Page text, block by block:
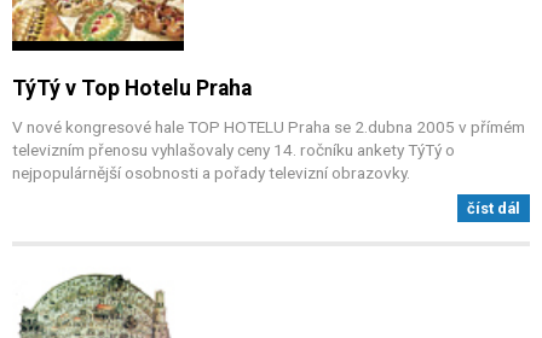
TýTý v Top Hotelu Praha
V nové kongresové hale TOP HOTELU Praha se 2.dubna 2005 v přímém
televizním přenosu vyhlašovaly ceny 14. ročníku ankety TýTý o
nejpopulárnější osobnosti a pořady televizní obrazovky.
číst dál